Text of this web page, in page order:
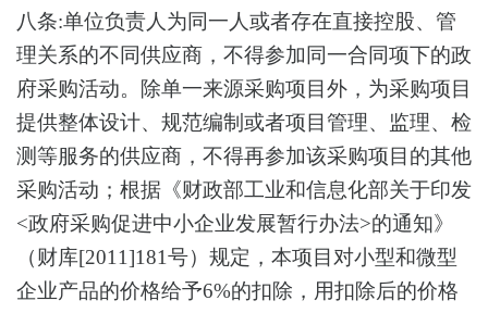
八条:单位负责人为同一人或者存在直接控股、管
理关系的不同供应商，不得参加同一合同项下的政
府采购活动。除单一来源采购项目外，为采购项目
提供整体设计、规范编制或者项目管理、监理、检
测等服务的供应商，不得再参加该采购项目的其他
采购活动；根据《财政部工业和信息化部关于印发
<政府采购促进中小企业发展暂行办法>的通知》
（财库[2011]181号）规定，本项目对小型和微型
企业产品的价格给予6%的扣除，用扣除后的价格